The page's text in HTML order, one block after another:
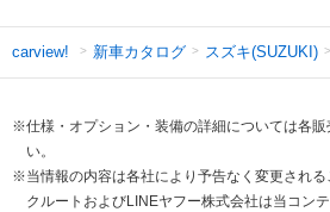
carview! 新車カタログ スズキ(SUZUKI)
※仕様・オプション・装備の詳細については各販
い。
※当情報の内容は各社により予告なく変更される
クルートおよびLINEヤフー株式会社は当コン